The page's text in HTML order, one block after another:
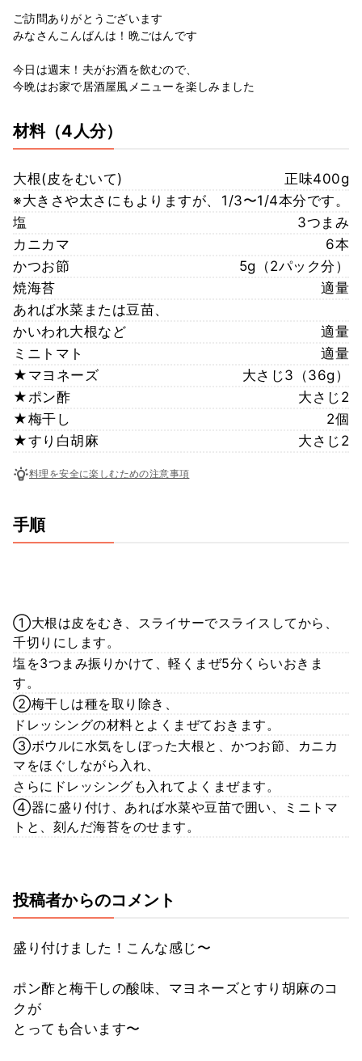
ご訪問ありがとうございます
みなさんこんばんは！晩ごはんです
今日は週末！夫がお酒を飲むので、
今晩はお家で居酒屋風メニューを楽しみました
材料（4人分）
大根(皮をむいて)
正味400g
※大きさや太さにもよりますが、
1/3〜1/4本分です。
塩
3つまみ
カニカマ
6本
かつお節
5g（2パック分）
焼海苔
適量
あれば水菜または豆苗、
かいわれ大根など
適量
ミニトマト
適量
★マヨネーズ
大さじ3（36g）
★ポン酢
大さじ2
★梅干し
2個
★すり白胡麻
大さじ2
料理を安全に楽しむための注意事項
手順
①大根は皮をむき、スライサーでスライスしてから、
千切りにします。
塩を3つまみ振りかけて、軽くまぜ5分くらいおきま
す。
②梅干しは種を取り除き、
ドレッシングの材料とよくまぜておきます。
③ボウルに水気をしぼった大根と、かつお節、カニカ
マをほぐしながら入れ、
さらにドレッシングも入れてよくまぜます。
④器に盛り付け、あれば水菜や豆苗で囲い、ミニトマ
トと、刻んだ海苔をのせます。
投稿者からのコメント
盛り付けました！こんな感じ〜
ポン酢と梅干しの酸味、マヨネーズとすり胡麻のコ
クが
とっても合います〜